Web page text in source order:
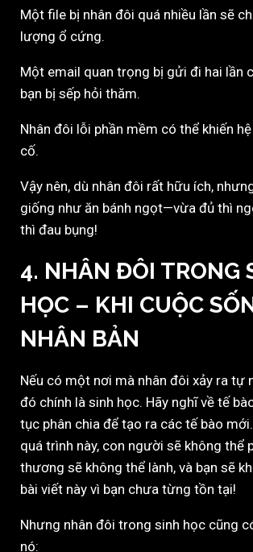
Một file bị nhân đôi quá nhiều lần sẽ
lượng ổ cứng.
Một email quan trọng bị gửi đi hai lần
bạn bị sếp hỏi thăm.
Nhân đôi lỗi phần mềm có thể khiến
cố.
Vậy nên, dù nhân đôi rất hữu ích,
giống như ăn bánh ngọt—vừa đủ thì
thì đau bụng!
4. NHÂN ĐÔI TRONG
HỌC – KHI CUỘC
NHÂN BẢN
Nếu có một nơi mà nhân đôi xảy ra tự
đó chính là sinh học. Hãy nghĩ về tế
tục phân chia để tạo ra các tế bào
quá trình này, con người sẽ không thể
thương sẽ không thể lành, và bạn sẽ
bài viết này vì bạn chưa từng tồn tại!
Nhưng nhân đôi trong sinh học cũng
nó: